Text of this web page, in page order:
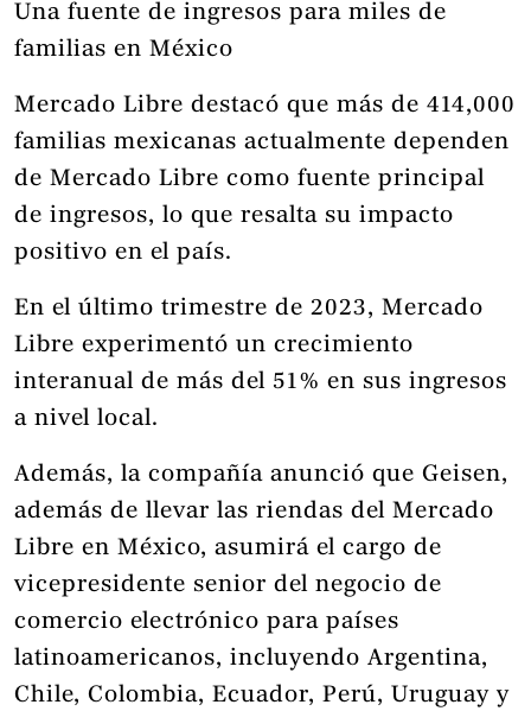
Una fuente de ingresos para miles de
familias en México
Mercado Libre destacó que más de 414,000
familias mexicanas actualmente dependen
de Mercado Libre como fuente principal
de ingresos, lo que resalta su impacto
positivo en el país.
En el último trimestre de 2023, Mercado
Libre experimentó un crecimiento
interanual de más del 51% en sus ingresos
a nivel local.
Además, la compañía anunció que Geisen,
además de llevar las riendas del Mercado
Libre en México, asumirá el cargo de
vicepresidente senior del negocio de
comercio electrónico para países
latinoamericanos, incluyendo Argentina,
Chile, Colombia, Ecuador, Perú, Uruguay y